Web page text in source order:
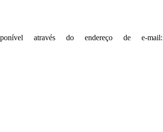
através do endereço de e-mail: